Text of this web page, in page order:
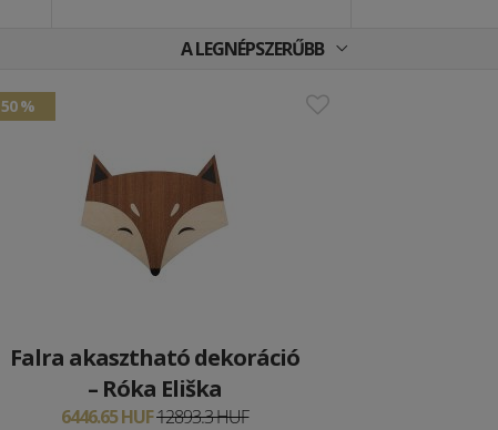
A LEGNÉPSZERŰBB
50 %
Falra akasztható dekoráció
– Róka Eliška
6446.65 HUF12893.3 HUF